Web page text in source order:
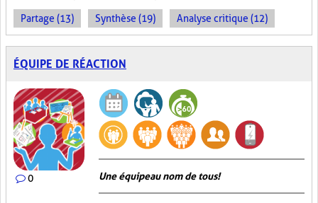
Partage (13) Synthèse (19) Analyse critique (12)
ÉQUIPE DE RÉACTION
0 Une équipe au nom de tous!